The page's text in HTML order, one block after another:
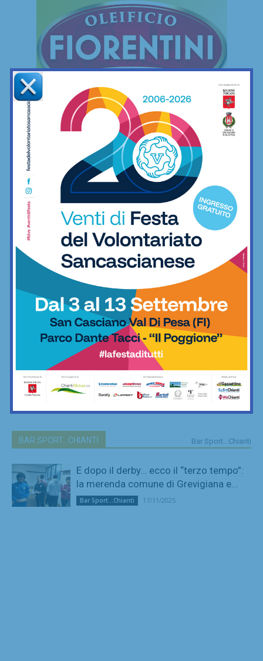
FREESTYLE
Le mie camminate mettendo ai piedi… il
minimo indispensabile
BAR SPORT...CHIANTI Bar Sport...Chianti
E dopo il derby… ecco il “terzo tempo”:
la merenda comune di Grevigiana e...
Bar Sport...Chianti 17/11/2025